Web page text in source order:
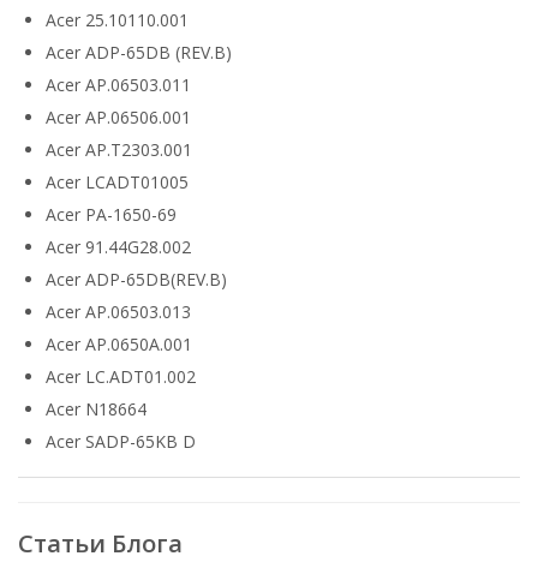
Acer 25.10110.001
Acer ADP-65DB (REV.B)
Acer AP.06503.011
Acer AP.06506.001
Acer AP.T2303.001
Acer LCADT01005
Acer PA-1650-69
Acer 91.44G28.002
Acer ADP-65DB(REV.B)
Acer AP.06503.013
Acer AP.0650A.001
Acer LC.ADT01.002
Acer N18664
Acer SADP-65KB D
Статьи Блога